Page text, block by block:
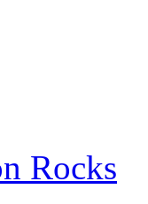
Rocks